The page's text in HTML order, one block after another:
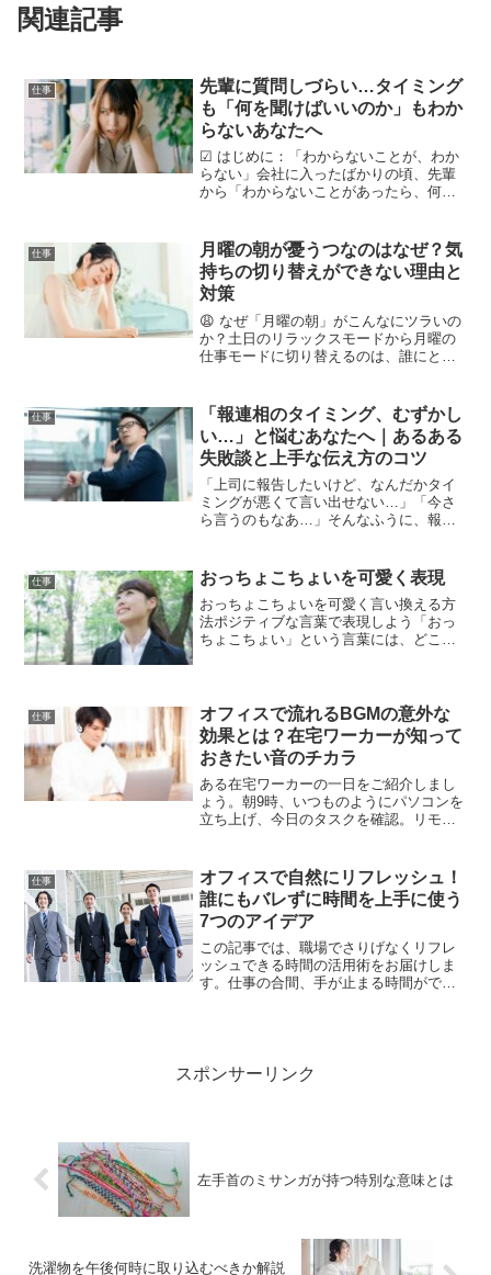
関連記事
仕事
先輩に質問しづらい…タイミング
も「何を聞けばいいのか」もわか
らないあなたへ
☑ はじめに：「わからないことが、わか
らない」会社に入ったばかりの頃、先輩
から「わからないことがあったら、何で
かが、わからない。これは、多くの新人
が直面する“あるある”...
仕事
月曜の朝が憂うつなのはなぜ？気
持ちの切り替えができない理由と
対策
😩 なぜ「月曜の朝」がこんなにツラいの
か？土日のリラックスモードから月曜の
仕事モードに切り替えるのは、誰にとっ
か？🧠 脳科学的には「切り替え」に時間
がかかる私たちの脳は...
仕事
「報連相のタイミング、むずかし
い…」と悩むあなたへ｜あるある
失敗談と上手な伝え方のコツ
「上司に報告したいけど、なんだかタイ
ミングが悪くて言い出せない…」「今さ
ら言うのもなあ…」そんなふうに、報連
って報連相は基本中の基本。しかし、い
ざ実践となると、どの...
仕事 おっちょこちょいを可愛く表現
おっちょこちょいを可愛く言い換える方
法ポジティブな言葉で表現しよう「おっ
ちょこちょい」という言葉には、どこか
の特性を正しく理解し、そ...
仕事
オフィスで流れるBGMの意外な
効果とは？在宅ワーカーが知って
おきたい音のチカラ
ある在宅ワーカーの一日をご紹介しまし
ょう。朝9時、いつものようにパソコンを
立ち上げ、今日のタスクを確認。リモー
す。でも、ふと耳を澄ますと、部屋には
無音の空気が流れています...
仕事
オフィスで自然にリフレッシュ！
誰にもバレずに時間を上手に使う
7つのアイデア
この記事では、職場でさりげなくリフレ
ッシュできる時間の活用術をお届けしま
す。仕事の合間、手が止まる時間ができ
スポンサーリンク
左手首のミサンガが持つ特別な意味とは
洗濯物を午後何時に取り込むべきか解説